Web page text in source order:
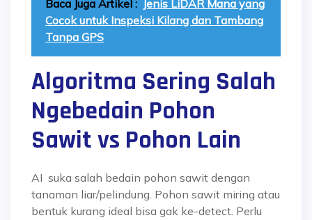
Baca Juga Artikel :
Jenis LiDAR Mana yang
Cocok untuk Inspeksi Kilang dan Tambang
Tanpa GPS
Algoritma Sering Salah
Ngebedain Pohon
Sawit vs Pohon Lain
AI suka salah bedain pohon sawit dengan
tanaman liar/pelindung. Pohon sawit miring atau
bentuk kurang ideal bisa gak ke-detect. Perlu